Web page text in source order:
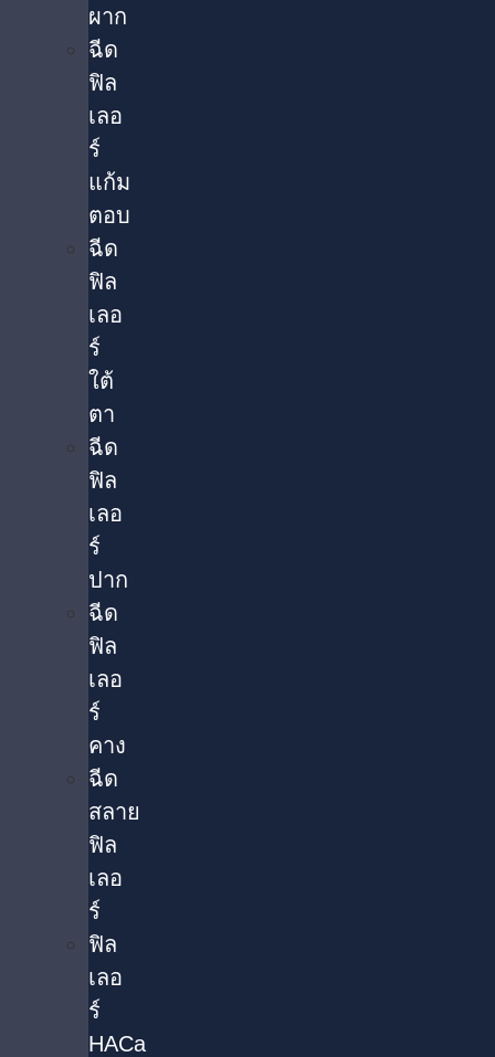
ผาก
ฉีด
ฟิล
เลอ
ร์
แก้ม
ตอบ
ฉีด
ฟิล
เลอ
ร์
ใต้
ตา​
ฉีด
ฟิล
เลอ
ร์
ปาก
ฉีด
ฟิล
เลอ
ร์
คาง
ฉีด
สลาย
ฟิล
เลอ
ร์
ฟิล
เลอ
ร์
HACa